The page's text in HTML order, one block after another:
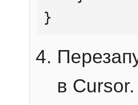
}
в Cursor.